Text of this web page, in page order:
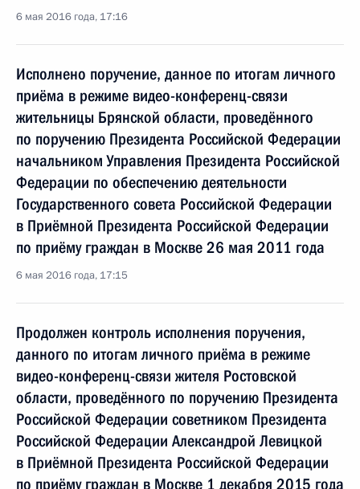
6 мая 2016 года, 17:16
Исполнено поручение, данное по итогам личного
приёма в режиме видео-конференц-связи
жительницы Брянской области, проведённого
по поручению Президента Российской Федерации
начальником Управления Президента Российской
Федерации по обеспечению деятельности
Государственного совета Российской Федерации
в Приёмной Президента Российской Федерации
по приёму граждан в Москве 26 мая 2011 года
6 мая 2016 года, 17:15
Продолжен контроль исполнения поручения,
данного по итогам личного приёма в режиме
видео-конференц-связи жителя Ростовской
области, проведённого по поручению Президента
Российской Федерации советником Президента
Российской Федерации Александрой Левицкой
в Приёмной Президента Российской Федерации
по приёму граждан в Москве 1 декабря 2015 года